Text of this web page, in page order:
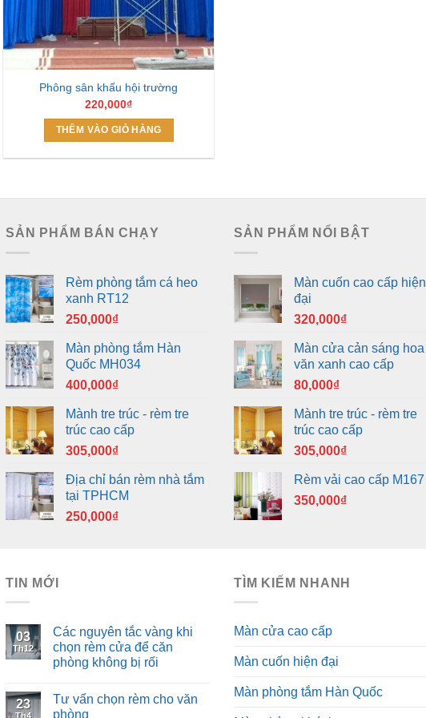
Phông sân khấu hội trường
220,000₫
THÊM VÀO GIỎ HÀNG
SẢN PHẨM BÁN CHẠY
Rèm phòng tắm cá heo
xanh RT12
250,000₫
Màn phòng tắm Hàn
Quốc MH034
400,000₫
Mành tre trúc - rèm tre
trúc cao cấp
305,000₫
Địa chỉ bán rèm nhà tắm
tại TPHCM
250,000₫
SẢN PHẨM NỔI BẬT
Màn cuốn cao cấp hiện
đại
320,000₫
Màn cửa cản sáng hoa
văn xanh cao cấp
80,000₫
Mành tre trúc - rèm tre
trúc cao cấp
305,000₫
Rèm vải cao cấp M167
350,000₫
TIN MỚI
03
Th12
Các nguyên tắc vàng khi
chọn rèm cửa để căn
phòng không bị rối
23
Th4
Tư vấn chọn rèm cho văn
phòng
TÌM KIẾM NHANH
Màn cửa cao cấp
Màn cuốn hiện đại
Màn phòng tắm Hàn Quốc